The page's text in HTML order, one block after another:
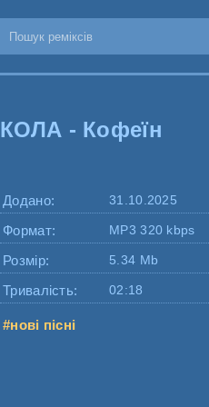
КОЛА - Кофеїн
Додано: 31.10.2025
Формат: MP3 320 kbps
Розмір: 5.34 Mb
Тривалість: 02:18
#нові пісні